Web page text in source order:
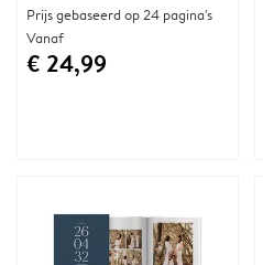
Prijs gebaseerd op 24 pagina's
Vanaf
€ 24,99